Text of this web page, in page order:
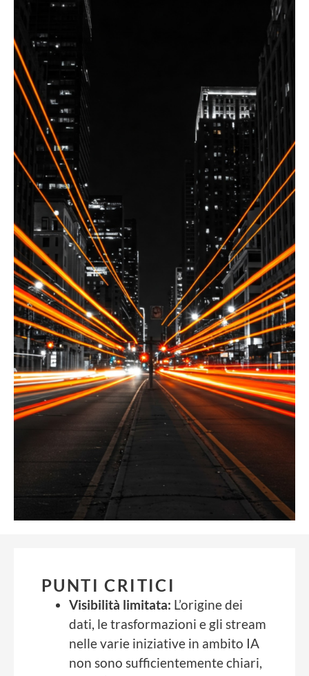
PUNTI CRITICI
Visibilità limitata: L’origine dei
dati, le trasformazioni e gli stream
nelle varie iniziative in ambito IA
non sono sufficientemente chiari,